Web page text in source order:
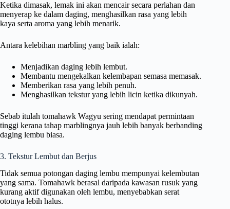
Ketika dimasak, lemak ini akan mencair secara perlahan dan
menyerap ke dalam daging, menghasilkan rasa yang lebih
kaya serta aroma yang lebih menarik.
Antara kelebihan marbling yang baik ialah:
Menjadikan daging lebih lembut.
Membantu mengekalkan kelembapan semasa memasak.
Memberikan rasa yang lebih penuh.
Menghasilkan tekstur yang lebih licin ketika dikunyah.
Sebab itulah tomahawk Wagyu sering mendapat permintaan
tinggi kerana tahap marblingnya jauh lebih banyak berbanding
daging lembu biasa.
3. Tekstur Lembut dan Berjus
Tidak semua potongan daging lembu mempunyai kelembutan
yang sama. Tomahawk berasal daripada kawasan rusuk yang
kurang aktif digunakan oleh lembu, menyebabkan serat
ototnya lebih halus.